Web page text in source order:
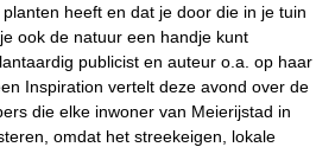
heeft en dat je door die in je tuin
ook de natuur een handje kunt
publicist en auteur o.a. op haar
Inspiration vertelt deze avond over de
die elke inwoner van Meierijstad in
omdat het streekeigen, lokale